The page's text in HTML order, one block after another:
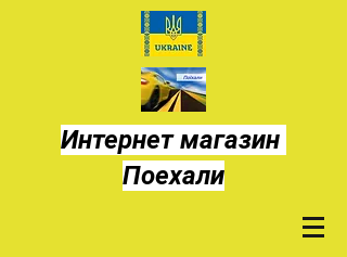
Интернет магазин
Поехали